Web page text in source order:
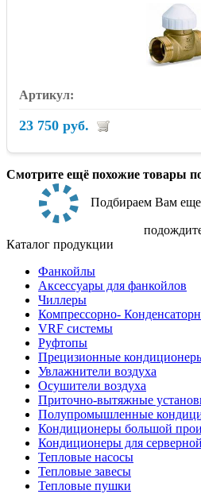
23 750 руб.
Смотрите ещё похожие товары
Подбираем Вам
Каталог продукции
Фанкойлы
Аксессуары для фанкойлов
Чиллеры
Компрессорно-
VRF системы
Руфтопы
Прецизионные
Увлажнители воздуха
Осушители воздуха
Приточно-вытяжные
Полупромышленные
Кондиционеры большой
Кондиционеры для серверной
Тепловые насосы
Тепловые завесы
Тепловые пушки